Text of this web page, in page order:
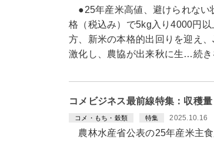
●25年産米高値、避けられな
格（税込み）で5kg入り4000円
方、新米の本格的出回りを迎え
激化し、農協が出来秋に生…続き
コメビジネス最前線特集：収穫
コメ・もち・穀類 特集 2025.10.16
農林水産省公表の25年産米主食